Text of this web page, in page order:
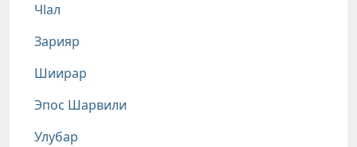
Чlал
Зарияр
Шиирар
Эпос Шарвили
Улубар